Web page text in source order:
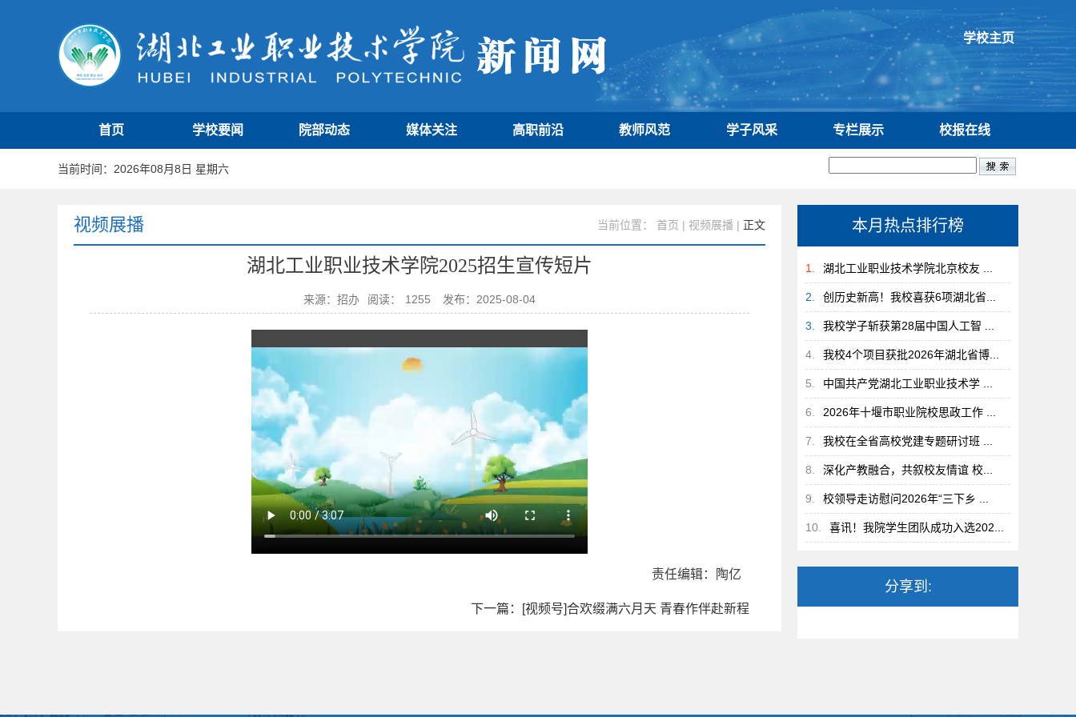
学校主页
首页 学校要闻 院部动态 媒体关注 高职前沿 教师风范 学子风采 专栏展示 校报在线
当前时间：2026年08月8日 星期六
本月热点排行榜
1. 湖北工业职业技术学院北京校友 ...
2. 创历史新高！我校喜获6项湖北省...
3. 我校学子斩获第28届中国人工智 ...
4. 我校4个项目获批2026年湖北省博...
5. 中国共产党湖北工业职业技术学 ...
6. 2026年十堰市职业院校思政工作 ...
7. 我校在全省高校党建专题研讨班 ...
8. 深化产教融合，共叙校友情谊 校...
9. 校领导走访慰问2026年“三下乡 ...
10. 喜讯！我院学生团队成功入选202...
分享到:
视频展播 当前位置： 首页 | 视频展播 | 正文
湖北工业职业技术学院2025招生宣传短片
来源：招办 阅读： 1255 发布：2025-08-04
责任编辑：陶亿
下一篇：[视频号]合欢缀满六月天 青春作伴赴新程